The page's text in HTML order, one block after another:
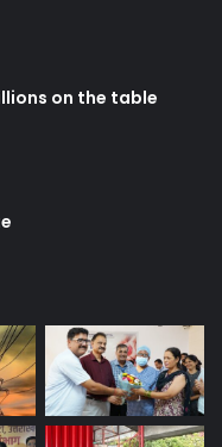
on the table